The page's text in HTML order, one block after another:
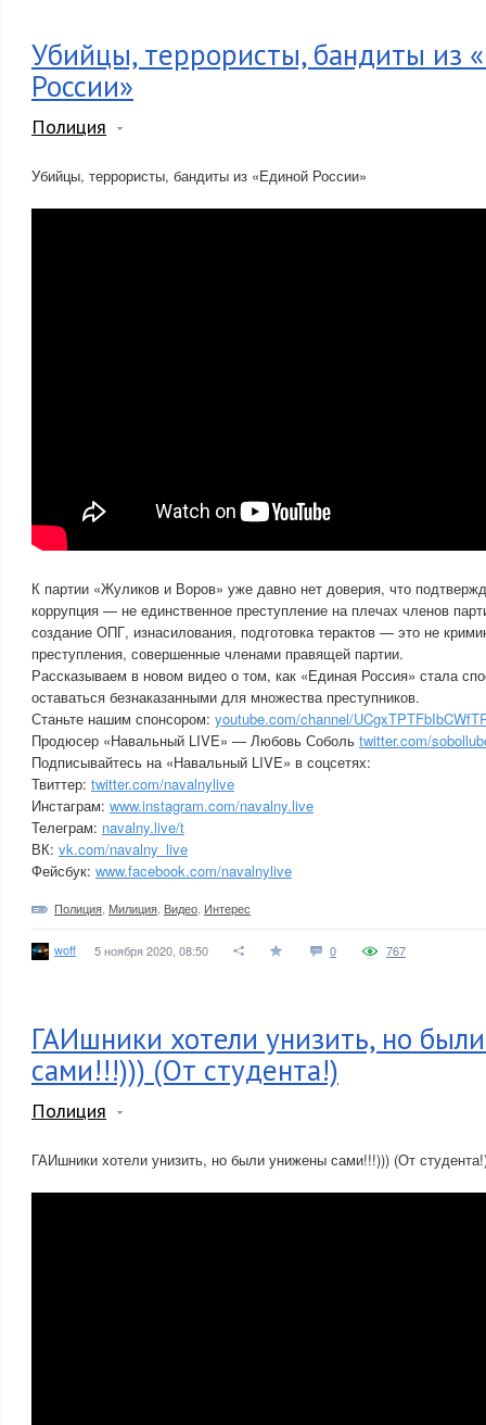
Убийцы, террористы, бандиты из
России»
Полиция
Убийцы, террористы, бандиты из «Единой России»
К партии «Жуликов и Воров» уже давно нет доверия, что
коррупция — не единственное преступление на плечах членов
создание ОПГ, изнасилования, подготовка терактов — это не
преступления, совершенные членами правящей партии.
Рассказываем в новом видео о том, как «Единая Россия» стала
оставаться безнаказанными для множества преступников.
Станьте нашим спонсором: youtube.com/channel/
Продюсер «Навальный LIVE» — Любовь Соболь twitter.com/
Подписывайтесь на «Навальный LIVE» в соцсетях:
Твиттер: twitter.com/navalnylive
Инстаграм: www.instagram.com/navalny.live
Телеграм: navalny.live/t
ВК: vk.com/navalny_live
Фейсбук: www.facebook.com/navalnylive
Полиция Милиция Видео Интерес
woff 5 ноября 2020, 08:50 0 767
ГАИшники хотели унизить, но
сами!!!))) (От студента!)
Полиция
ГАИшники хотели унизить, но были унижены сами!!!))) (От